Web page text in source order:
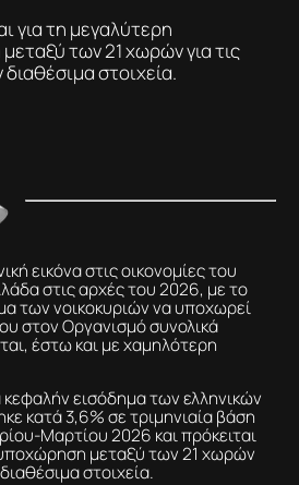
για τη μεγαλύτερη
των 21 χωρών για τις
στοιχεία.
εικόνα στις οικονομίες του
στις αρχές του 2026, με το
των νοικοκυριών να υποχωρεί
στον Οργανισμό συνολικά
έστω και με χαμηλότερη
εισόδημα των ελληνικών
κατά 3,6% σε τριμηνιαία βάση
Μαρτίου 2026 και πρόκειται
μεταξύ των 21 χωρών
στοιχεία.